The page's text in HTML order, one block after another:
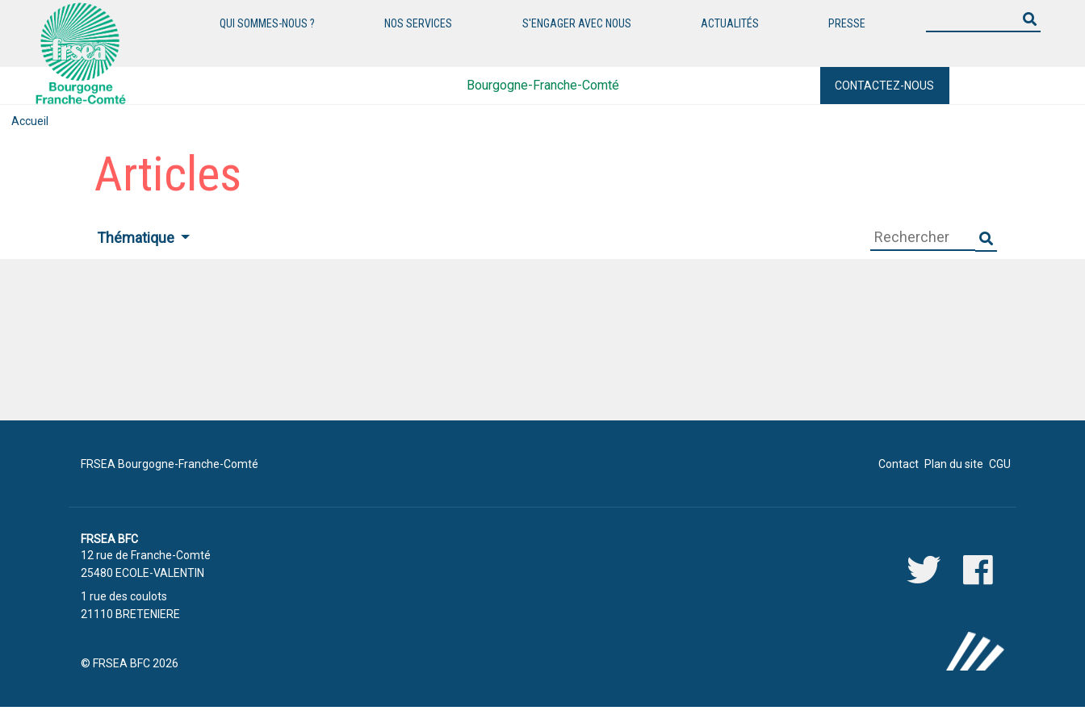
QUI SOMMES-NOUS ? NOS SERVICES S'ENGAGER AVEC NOUS ACTUALITÉS PRESSE
Bourgogne-Franche-Comté CONTACTEZ-NOUS
Accueil
Articles
Thématique
FRSEA Bourgogne-Franche-Comté Contact Plan du site CGU
FRSEA BFC
12 rue de Franche-Comté
25480 ECOLE-VALENTIN
1 rue des coulots
21110 BRETENIERE
© FRSEA BFC 2026